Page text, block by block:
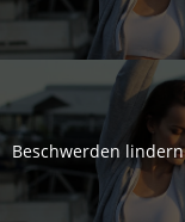
Beschwerden lindern